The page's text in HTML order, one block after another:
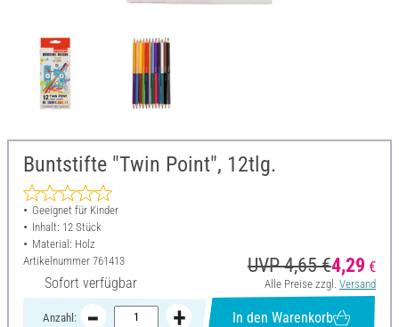
Buntstifte "Twin Point", 12tlg.
Geeignet für Kinder
Inhalt: 12 Stück
Material: Holz
Artikelnummer 761413
Sofort verfügbar
UVP 4,65 €4,29 €
Alle Preise zzgl. Versand
Anzahl: In den Warenkorb